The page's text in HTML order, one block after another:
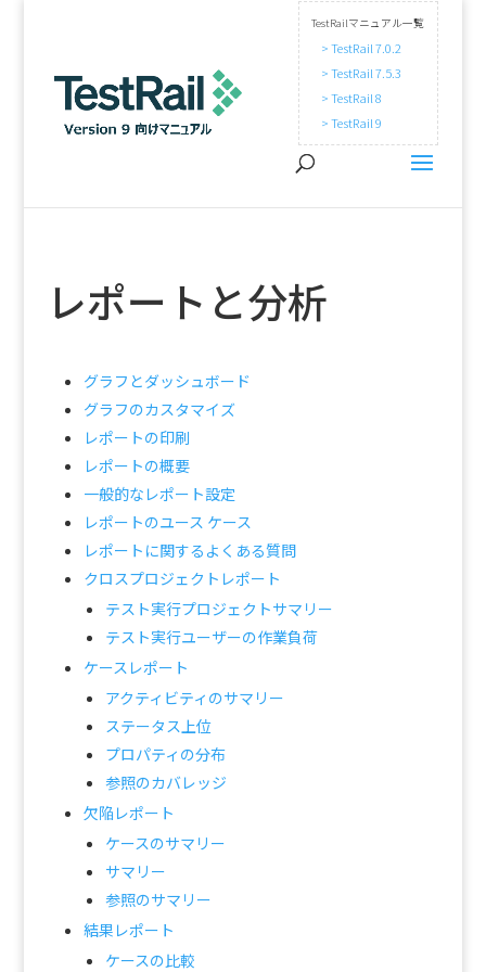
TestRailマニュアル一覧
> TestRail 7.0.2
> TestRail 7.5.3
> TestRail 8
> TestRail 9
レポートと分析
グラフとダッシュボード
グラフのカスタマイズ
レポートの印刷
レポートの概要
一般的なレポート設定
レポートのユース ケース
レポートに関するよくある質問
クロスプロジェクトレポート
テスト実行プロジェクトサマリー
テスト実行ユーザーの作業負荷
ケースレポート
アクティビティのサマリー
ステータス上位
プロパティの分布
参照のカバレッジ
欠陥レポート
ケースのサマリー
サマリー
参照のサマリー
結果レポート
ケースの比較